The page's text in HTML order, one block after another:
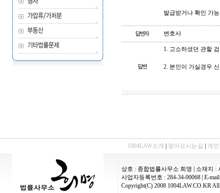
발급받거나 확인 가
변호사
1. 고소하셨던 관할
2. 본인이 가실경우
1004LAW소개 찾아오시는길 개
상호 : 종합법률사무소 희명 | 소재지 :
사업자등록번호 : 284-34-00068 | E-
Copyright(C) 2008 1004LAW.CO.KR All